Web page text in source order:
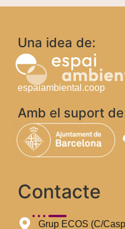
Una idea de:
espaiambiental.coop
Amb el suport
Contacte
Grup ECOS (C/